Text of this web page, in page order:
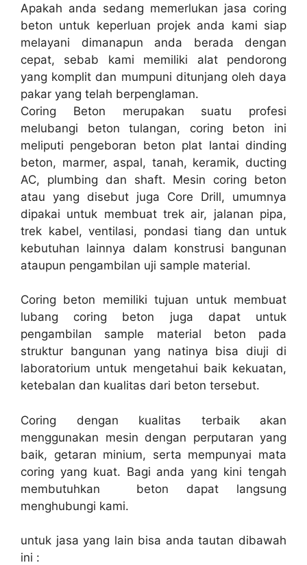
Apakah anda sedang memerlukan jasa coring
beton untuk keperluan projek anda kami siap
melayani dimanapun anda berada dengan
cepat, sebab kami memiliki alat pendorong
yang komplit dan mumpuni ditunjang oleh daya
pakar yang telah berpenglaman.
Coring Beton merupakan suatu profesi
melubangi beton tulangan, coring beton ini
meliputi pengeboran beton plat lantai dinding
beton, marmer, aspal, tanah, keramik, ducting
AC, plumbing dan shaft. Mesin coring beton
atau yang disebut juga Core Drill, umumnya
dipakai untuk membuat trek air, jalanan pipa,
trek kabel, ventilasi, pondasi tiang dan untuk
kebutuhan lainnya dalam konstrusi bangunan
ataupun pengambilan uji sample material.
Coring beton memiliki tujuan untuk membuat
lubang coring beton juga dapat untuk
pengambilan sample material beton pada
struktur bangunan yang natinya bisa diuji di
laboratorium untuk mengetahui baik kekuatan,
ketebalan dan kualitas dari beton tersebut.
Coring dengan kualitas terbaik akan
menggunakan mesin dengan perputaran yang
baik, getaran minium, serta mempunyai mata
coring yang kuat. Bagi anda yang kini tengah
membutuhkan beton dapat langsung
menghubungi kami.
untuk jasa yang lain bisa anda tautan dibawah
ini :